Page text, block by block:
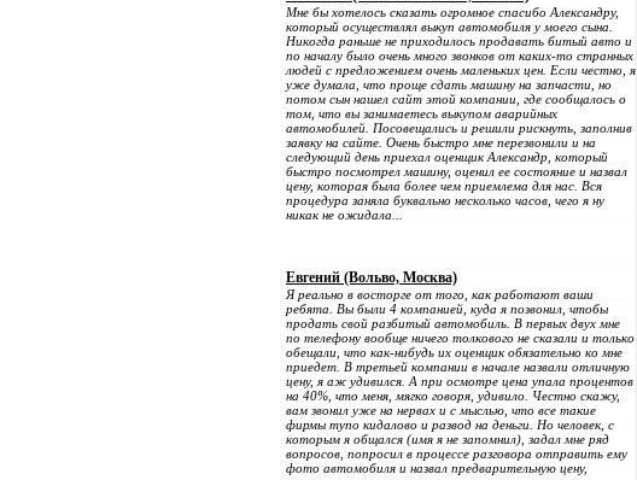
Мне бы хотелось сказать огромное спасибо Александру,
который осуществлял выкуп автомобиля у моего сына.
Никогда раньше не приходилось продавать битый авто и
по началу было очень много звонков от каких-то странных
людей с предложением очень маленьких цен. Если честно, я
уже думала, что проще сдать машину на запчасти, но
потом сын нашел сайт этой компании, где сообщалось о
том, что вы занимаетесь выкупом аварийных
автомобилей. Посовещались и решили рискнуть, заполнив
заявку на сайте. Очень быстро мне перезвонили и на
следующий день приехал оценщик Александр, который
быстро посмотрел машину, оценил ее состояние и назвал
цену, которая была более чем приемлема для нас. Вся
процедура заняла буквально несколько часов, чего я ну
никак не ожидала...
Евгений (Вольво, Москва)
Я реально в восторге от того, как работают ваши
ребята. Вы были 4 компанией, куда я позвонил, чтобы
продать свой разбитый автомобиль. В первых двух мне
по телефону вообще ничего толкового не сказали и только
обещали, что как-нибудь их оценщик обязательно ко мне
приедет. В третьей компании в начале назвали отличную
цену, я аж удивился. А при осмотре цена упала процентов
на 40%, что меня, мягко говоря, удивило. Честно скажу,
вам звонил уже на нервах и с мыслью, что все такие
фирмы тупо кидалово и развод на деньги. Но человек, с
которым я общался (имя я не запомнил), задал мне ряд
вопросов, попросил в процессе разговора отправить ему
фото автомобиля и назвал предварительную цену,